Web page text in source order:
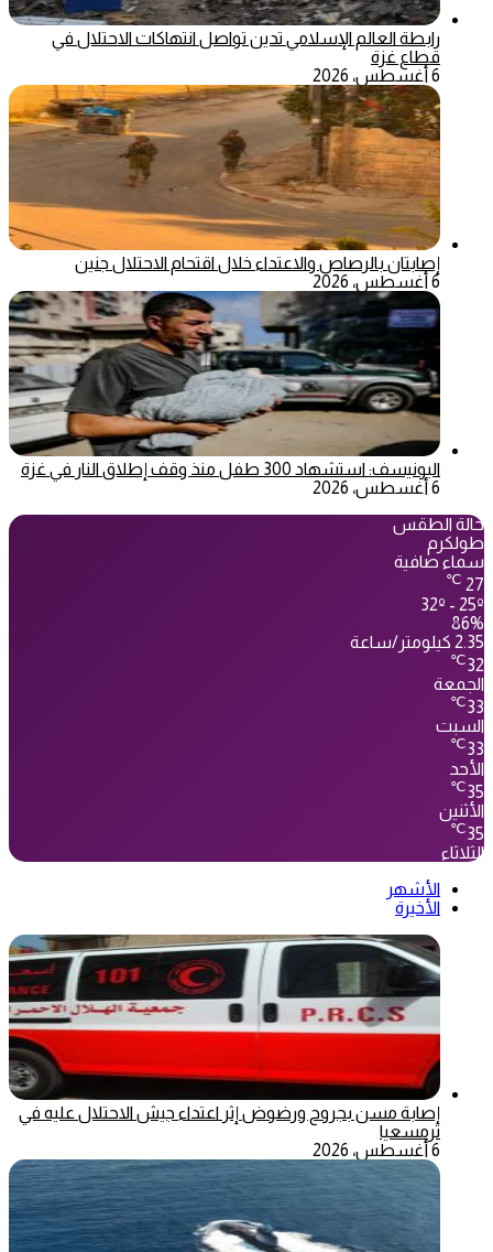
رابطة العالم الإسلامي تدين تواصل انتهاكات الاحتلال في
قطاع غزة
6 أغسطس، 2026
إصابتان بالرصاص والاعتداء خلال اقتحام الاحتلال جنين
6 أغسطس، 2026
اليونيسف: استشهاد 300 طفل منذ وقف إطلاق النار في غزة
6 أغسطس، 2026
حالة الطقس
طولكرم
سماء صافية
27
℃
32º - 25º
86%
2.35 كيلومتر/ساعة
32
℃
الجمعة
33
℃
السبت
33
℃
الأحد
35
℃
الأثنين
35
℃
الثلاثاء
الأشهر
الأخيرة
إصابة مسن بجروح ورضوض إثر اعتداء جيش الاحتلال عليه في
ترمسعيا
6 أغسطس، 2026